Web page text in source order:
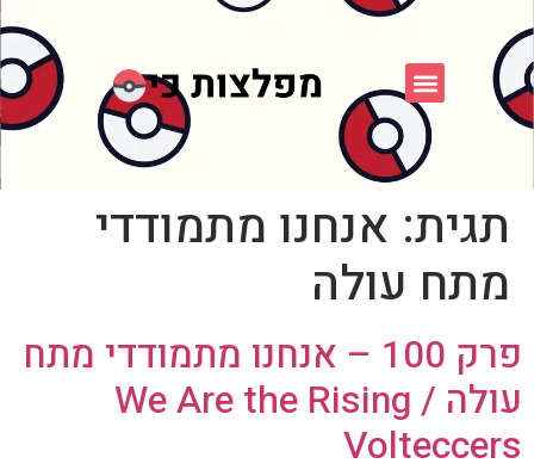
תגית: אנחנו מתמודדי
מתח עולה
פרק 100 – אנחנו מתמודדי מתח
עולה / We Are the Rising
Volteccers